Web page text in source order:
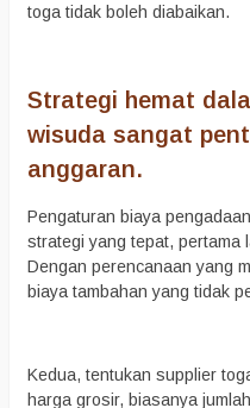
toga tidak boleh diabaikan.
Strategi hemat
wisuda sangat
anggaran.
Pengaturan biaya
strategi yang tepat, pertama
Dengan perencanaan yang
biaya tambahan yang tidak
Kedua, tentukan supplier
harga grosir, biasanya